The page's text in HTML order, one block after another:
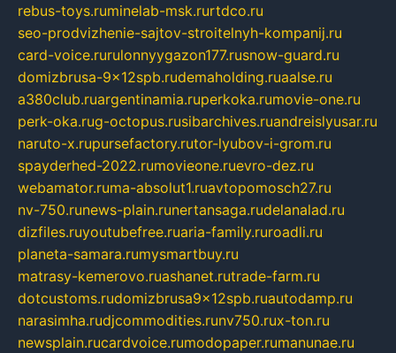
rebus-toys.ruminelab-msk.rurtdco.ru
seo-prodvizhenie-sajtov-stroitelnyh-kompanij.ru
card-voice.rurulonnyygazon177.rusnow-guard.ru
domizbrusa-9x12spb.rudemaholding.ruaalse.ru
a380club.ruargentinamia.ruperkoka.rumovie-one.ru
perk-oka.rug-octopus.rusibarchives.ruandreislyusar.ru
naruto-x.rupursefactory.rutor-lyubov-i-grom.ru
spayderhed-2022.rumovieone.ruevro-dez.ru
webamator.ruma-absolut1.ruavtopomosch27.ru
nv-750.runews-plain.runertansaga.rudelanalad.ru
dizfiles.ruyoutubefree.ruaria-family.ruroadli.ru
planeta-samara.rumysmartbuy.ru
matrasy-kemerovo.ruashanet.rutrade-farm.ru
dotcustoms.rudomizbrusa9x12spb.ruautodamp.ru
narasimha.rudjcommodities.runv750.rux-ton.ru
newsplain.rucardvoice.rumodopaper.rumanunae.ru